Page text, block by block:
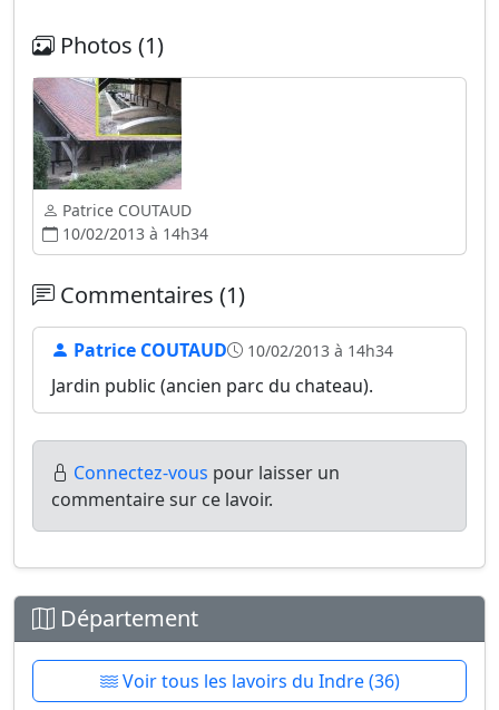
Photos (1)
Patrice COUTAUD
10/02/2013 à 14h34
Commentaires (1)
Patrice COUTAUD 10/02/2013 à 14h34
Jardin public (ancien parc du chateau).
Connectez-vous pour laisser un
commentaire sur ce lavoir.
Département
Voir tous les lavoirs du Indre (36)